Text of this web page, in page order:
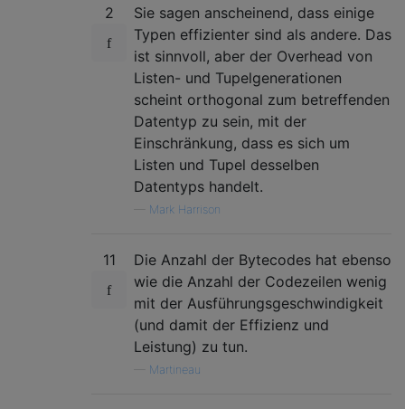
2
Sie sagen anscheinend, dass einige
Typen effizienter sind als andere. Das
ist sinnvoll, aber der Overhead von
Listen- und Tupelgenerationen
scheint orthogonal zum betreffenden
Datentyp zu sein, mit der
Einschränkung, dass es sich um
Listen und Tupel desselben
Datentyps handelt.
Mark Harrison
11
Die Anzahl der Bytecodes hat ebenso
wie die Anzahl der Codezeilen wenig
mit der Ausführungsgeschwindigkeit
(und damit der Effizienz und
Leistung) zu tun.
Martineau